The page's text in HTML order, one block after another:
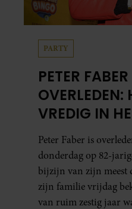
PARTY
PETER
OVERLEDEN:
VREDIG IN
VAN ZIJN
DIERBAREN
Peter Faber is
donderdag op 82-
bijzijn van zijn meest
zijn familie vrijdag
van ruim zestig jaar